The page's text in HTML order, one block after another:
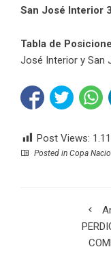
San José Interior
Tabla de
José Interior y San
Post Views:
Posted in Copa